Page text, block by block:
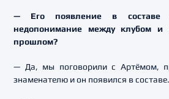
— Его появление в составе
недопонимание между клубом и
прошлом?
— Да, мы поговорили с Артёмом,
знаменателю и он появился в составе.